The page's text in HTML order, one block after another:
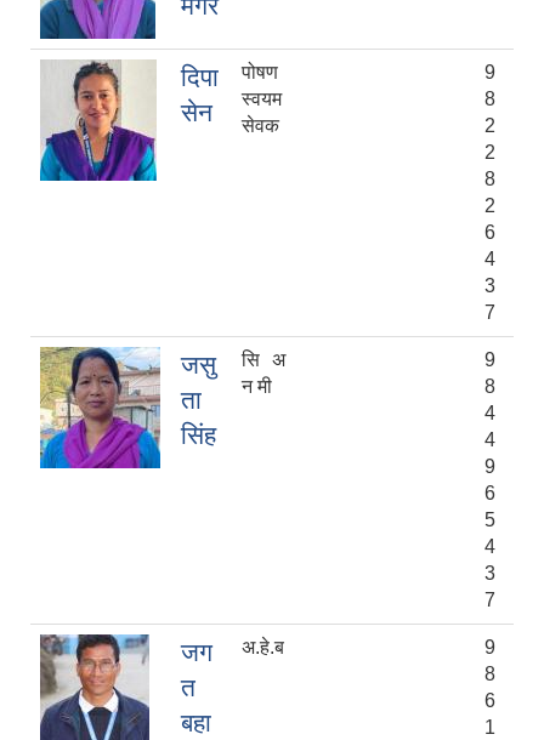
मगर
दिपा
सेन
पोषण
स्वयम
सेवक
9
8
2
2
8
2
6
4
3
7
जसु
ता
सिंह
सि अ
न मी
9
8
4
4
9
6
5
4
3
7
जग
त
बहा
अ.हे.ब
9
8
6
1